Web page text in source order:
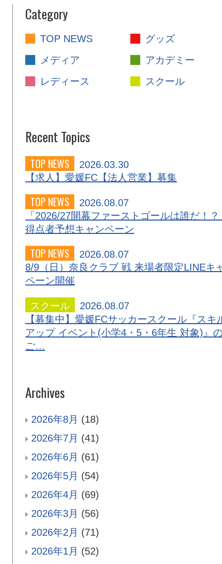
Category
TOP NEWS
グッズ
メディア
アカデミー
レディース
スクール
Recent Topics
TOP NEWS
2026.03.30
【求人】愛媛FC【法人営業】募集
TOP NEWS
2026.08.07
「2026/27開幕ファーストゴールは誰だ！？
得点者予想キャンペーン
TOP NEWS
2026.08.07
8/9（日）奈良クラブ 戦 来場者限定LINEキ
ペーン開催
スクール
2026.08.07
【募集中】愛媛FCサッカースクール『スキ
アップ イベント(小学4・5・6年生 対象)』
ご…
Archives
2026年8月 (18)
2026年7月 (41)
2026年6月 (61)
2026年5月 (54)
2026年4月 (69)
2026年3月 (56)
2026年2月 (71)
2026年1月 (52)